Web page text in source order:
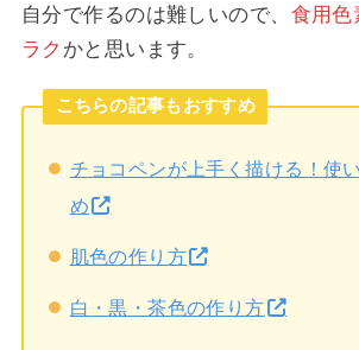
自分で作るのは難しいので、 食用色
ラク かと思います。
こちらの記事もおすすめ
チョコペンが上手く描ける！使
め
肌色の作り方
白・黒・茶色の作り方